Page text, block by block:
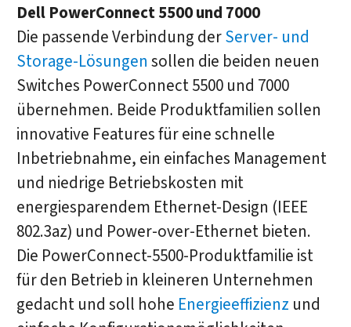
Dell PowerConnect 5500 und 7000
Die passende Verbindung derServer- und
Storage-Lösungen sollen die beiden neuen
Switches PowerConnect 5500 und 7000
übernehmen. Beide Produktfamilien sollen
innovative Features für eine schnelle
Inbetriebnahme, ein einfaches Management
und niedrige Betriebskosten mit
energiesparendem Ethernet-Design (IEEE
802.3az) und Power-over-Ethernet bieten.
Die PowerConnect-5500-Produktfamilie ist
für den Betrieb in kleineren Unternehmen
gedacht und soll hohe Energieeffizienz und